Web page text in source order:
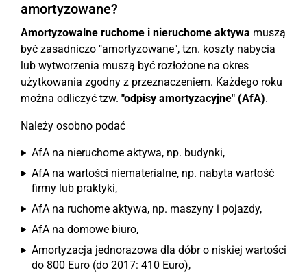
amortyzowane?
Amortyzowalne ruchome i nieruchome aktywa muszą
być zasadniczo "amortyzowane", tzn. koszty nabycia
lub wytworzenia muszą być rozłożone na okres
użytkowania zgodny z przeznaczeniem. Każdego roku
można odliczyć tzw. "odpisy amortyzacyjne" (AfA).
Należy osobno podać
AfA na nieruchome aktywa, np. budynki,
AfA na wartości niematerialne, np. nabyta wartość
firmy lub praktyki,
AfA na ruchome aktywa, np. maszyny i pojazdy,
AfA na domowe biuro,
Amortyzacja jednorazowa dla dóbr o niskiej wartości
do 800 Euro (do 2017: 410 Euro),